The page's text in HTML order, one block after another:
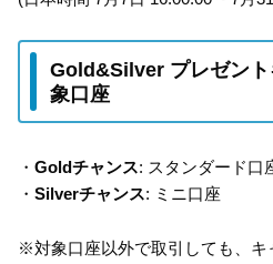
Gold&Silver プレゼン
象口座
・ Goldチャンス: スタンダード口
・ Silverチャンス: ミニ口座
※対象口座以外で取引しても、キ